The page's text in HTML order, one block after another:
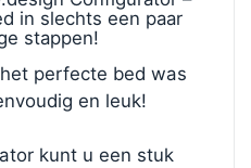
in slechts een paar
stappen!
perfecte bed was
en leuk!
kunt u een stuk